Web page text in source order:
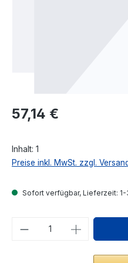
Regulärer Preis:
57,14 €
Inhalt: 1
Preise inkl. MwSt. zzgl.
Sofort verfügbar, Lieferzeit: 1-
Produkt Anzahl: